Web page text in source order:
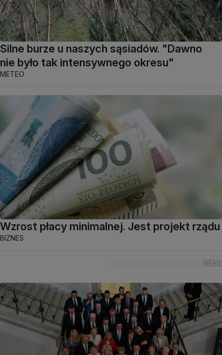
Silne burze u naszych sąsiadów. "Dawno
nie było tak intensywnego okresu"
METEO
Wzrost płacy minimalnej. Jest projekt rządu
BIZNES